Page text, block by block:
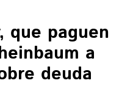
que paguen
a
deuda